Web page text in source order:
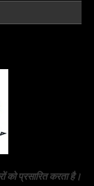
को प्रसारित करता है।